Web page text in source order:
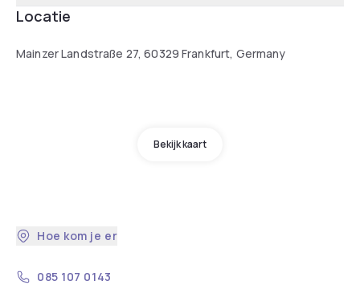
Locatie
Mainzer Landstraße 27, 60329 Frankfurt, Germany
Bekijk kaart
Hoe kom je er
085 107 0143